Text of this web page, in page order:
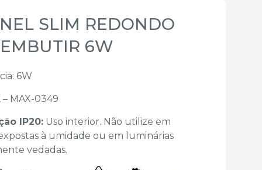
SLIM REDONDO
6W
6W
– MAX-0349
IP20: Uso interior. Não utilize em
à umidade ou em luminárias
vedadas.